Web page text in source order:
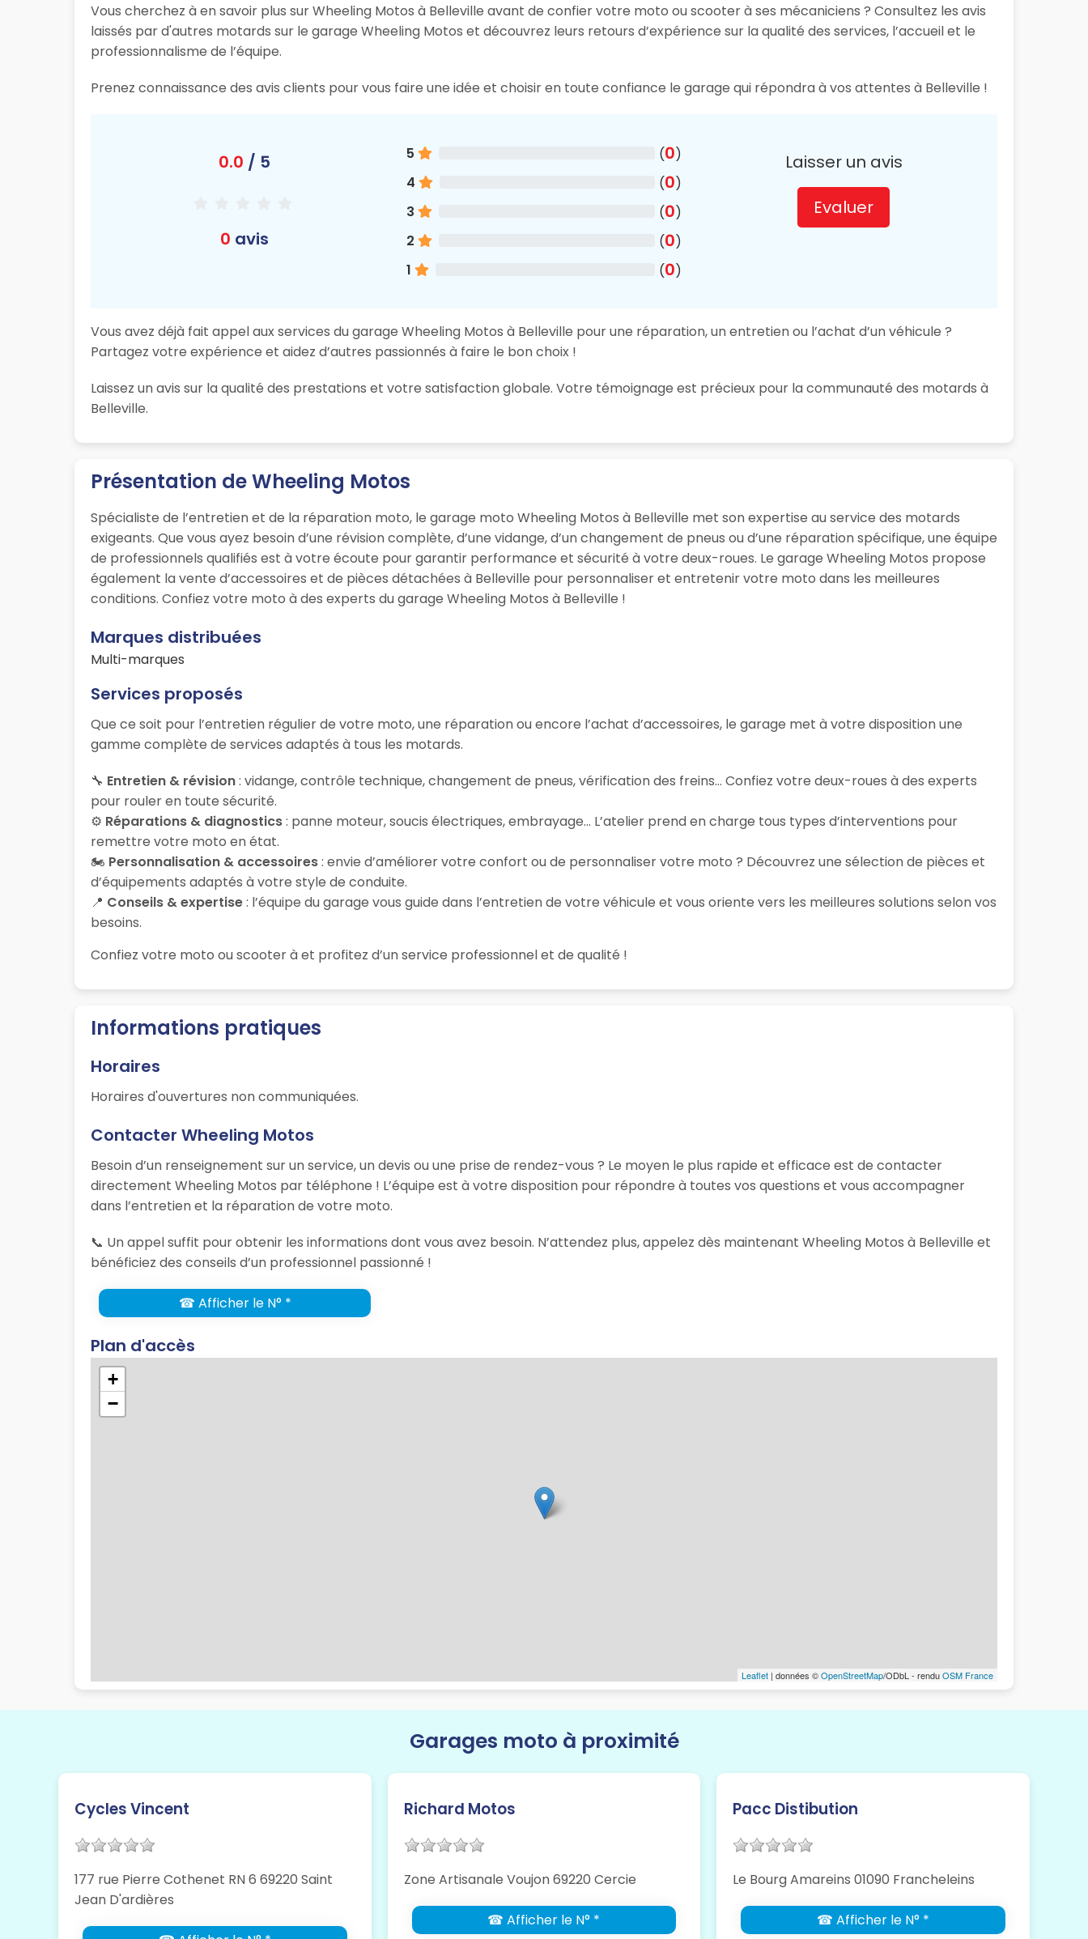
Vous cherchez à en savoir plus sur Wheeling Motos à Belleville avant de confier votre moto ou scooter à ses mécaniciens ? Consultez les avis
laissés par d'autres motards sur le garage Wheeling Motos et découvrez leurs retours d’expérience sur la qualité des services, l’accueil et le
professionnalisme de l’équipe.
Prenez connaissance des avis clients pour vous faire une idée et choisir en toute confiance le garage qui répondra à vos attentes à Belleville !
0.0 / 5
0 avis
5 (0)
4
(0)
3
(0)
2
(0)
1
(0)
Laisser un avis
Evaluer
Vous avez déjà fait appel aux services du garage Wheeling Motos à Belleville pour une réparation, un entretien ou l’achat d’un véhicule ?
Partagez votre expérience et aidez d’autres passionnés à faire le bon choix !
Laissez un avis sur la qualité des prestations et votre satisfaction globale. Votre témoignage est précieux pour la communauté des motards à
Belleville.
Présentation de Wheeling Motos
Spécialiste de l’entretien et de la réparation moto, le garage moto Wheeling Motos à Belleville met son expertise au service des motards
exigeants. Que vous ayez besoin d’une révision complète, d’une vidange, d’un changement de pneus ou d’une réparation spécifique, une équipe
de professionnels qualifiés est à votre écoute pour garantir performance et sécurité à votre deux-roues. Le garage Wheeling Motos propose
également la vente d’accessoires et de pièces détachées à Belleville pour personnaliser et entretenir votre moto dans les meilleures
conditions. Confiez votre moto à des experts du garage Wheeling Motos à Belleville !
Marques distribuées
Multi-marques
Services proposés
Que ce soit pour l’entretien régulier de votre moto, une réparation ou encore l’achat d’accessoires, le garage met à votre disposition une
gamme complète de services adaptés à tous les motards.
🔧 Entretien & révision: vidange, contrôle technique, changement de pneus, vérification des freins… Confiez votre deux-roues à des experts
pour rouler en toute sécurité.
⚙️ Réparations & diagnostics: panne moteur, soucis électriques, embrayage… L’atelier prend en charge tous types d’interventions pour
remettre votre moto en état.
🏍️ Personnalisation & accessoires: envie d’améliorer votre confort ou de personnaliser votre moto ? Découvrez une sélection de pièces et
d’équipements adaptés à votre style de conduite.
📍 Conseils & expertise: l’équipe du garage vous guide dans l’entretien de votre véhicule et vous oriente vers les meilleures solutions selon vos
besoins.
Confiez votre moto ou scooter àet profitez d’un service professionnel et de qualité !
Informations pratiques
Horaires
Horaires d'ouvertures non communiquées.
Contacter Wheeling Motos
Besoin d’un renseignement sur un service, un devis ou une prise de rendez-vous ? Le moyen le plus rapide et efficace est de contacter
directement Wheeling Motos par téléphone ! L’équipe est à votre disposition pour répondre à toutes vos questions et vous accompagner
dans l’entretien et la réparation de votre moto.
📞 Un appel suffit pour obtenir les informations dont vous avez besoin. N’attendez plus, appelez dès maintenant Wheeling Motos à Belleville et
bénéficiez des conseils d’un professionnel passionné !
☎ Afficher le N° *
Plan d'accès
+
−
Leaflet | données ©OpenStreetMap/ODbL - renduOSM France
Garages moto à proximité
Cycles Vincent
177 rue Pierre Cothenet RN 6 69220 Saint
Jean D'ardières
Richard Motos
Zone Artisanale Voujon 69220 Cercie
☎ Afficher le N° *
Pacc Distibution
Le Bourg Amareins 01090 Francheleins
☎ Afficher le N° *